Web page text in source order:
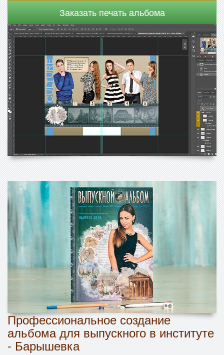
Заказать печать альбома
Профессиональное создание
альбома для выпускного в институте
- Барышевка